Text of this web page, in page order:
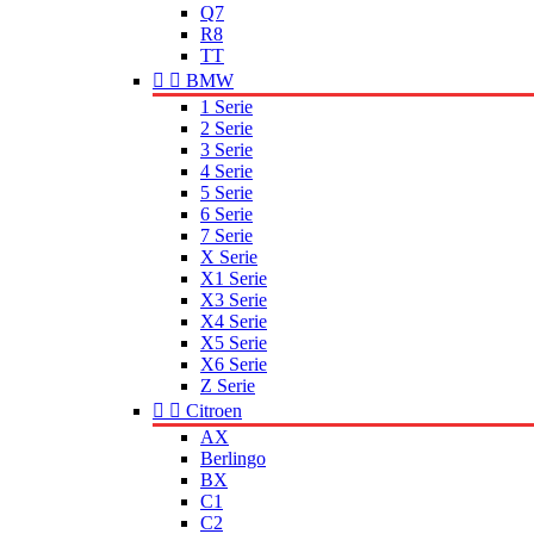
Q7
R8
TT
  BMW
1 Serie
2 Serie
3 Serie
4 Serie
5 Serie
6 Serie
7 Serie
X Serie
X1 Serie
X3 Serie
X4 Serie
X5 Serie
X6 Serie
Z Serie
  Citroen
AX
Berlingo
BX
C1
C2